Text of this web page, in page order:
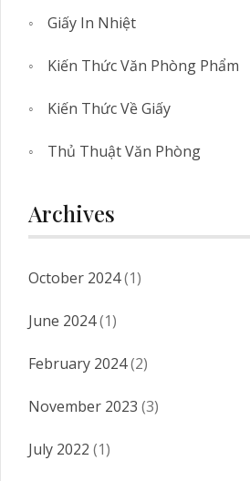
Giấy In Nhiệt
Kiến Thức Văn Phòng Phẩm
Kiến Thức Về Giấy
Thủ Thuật Văn Phòng
Archives
October 2024(1)
June 2024(1)
February 2024(2)
November 2023 (3)
July 2022 (1)